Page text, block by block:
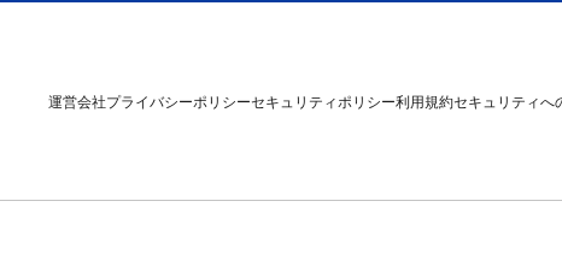
運営会社プライバシーポリシーセキュリティポリシー利用規約セキュリティへ